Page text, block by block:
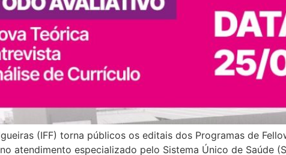
(IFF) torna públicos os editais dos Programas de
atendimento especializado pelo Sistema Único de Saúde